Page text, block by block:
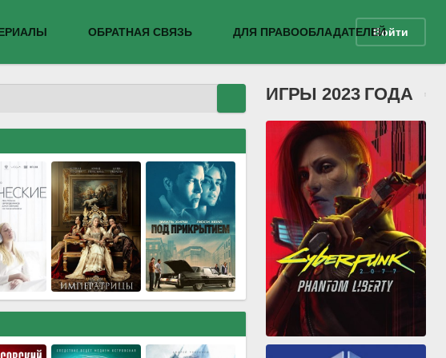
ОБРАТНАЯ СВЯЗЬ ДЛЯ ПРАВООБЛАДАТЕЛЕЙВойти
ИГРЫ 2023 ГОДА